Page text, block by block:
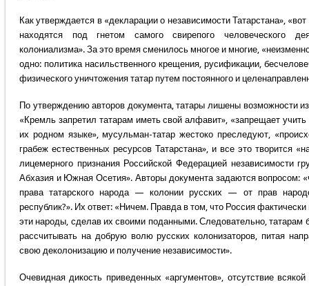
Как утверждается в «декларации о независимости Татарстана»,
находятся под гнетом самого свирепого человеческого
колониализма». За это время сменилось многое и многие,
одно: политика насильственного крещения, русификации,
физического уничтожения татар путем постоянного и
По утверждению авторов документа, татары лишены возможности
«Кремль запретил татарам иметь свой алфавит», «запрещает учить
их родном языке», мусульман-татар жестоко преследуют,
грабеж естественных ресурсов Татарстана», и все это творится
лицемерного признания Российской Федерацией независимости
Абхазия и Южная Осетия». Авторы документа задаются вопросом:
права татарского народа — колонии русских — от прав
республик?». Их ответ: «Ничем. Правда в том, что Россия фактически
эти народы, сделав их своими поданными. Следовательно, татарам
рассчитывать на добрую волю русских колонизаторов, питая
свою деколонизацию и получение независимости».
Очевидная дикость приведенных «аргументов», отсутствие